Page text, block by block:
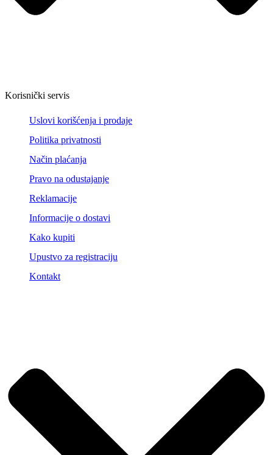
Korisnički servis
Uslovi korišćenja i prodaje
Politika privatnosti
Način plaćanja
Pravo na odustajanje
Reklamacije
Informacije o dostavi
Kako kupiti
Upustvo za registraciju
Kontakt